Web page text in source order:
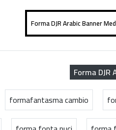
Forma DJR
formafantasma cambio